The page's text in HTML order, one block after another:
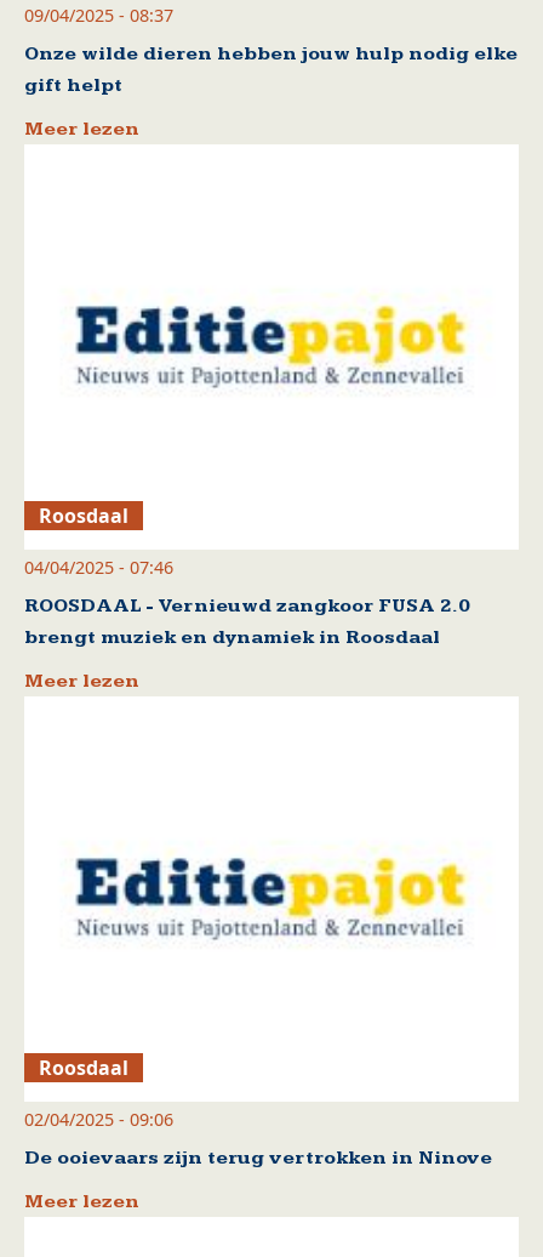
09/04/2025 - 08:37
Onze wilde dieren hebben jouw hulp nodig elke
gift helpt
Meer lezen
Roosdaal
04/04/2025 - 07:46
ROOSDAAL - Vernieuwd zangkoor FUSA 2.0
brengt muziek en dynamiek in Roosdaal
Meer lezen
Roosdaal
02/04/2025 - 09:06
De ooievaars zijn terug vertrokken in Ninove
Meer lezen